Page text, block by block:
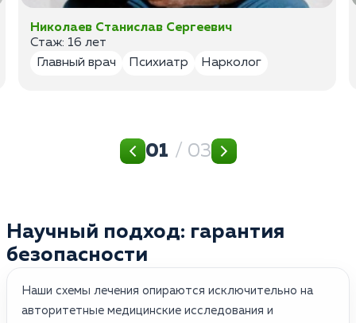
Николаев Станислав Сергеевич
Стаж: 16 лет
Главный врач
Психиатр Нарколог
01 / 03
Научный подход: гарантия
безопасности
Наши схемы лечения опираются исключительно на
авторитетные медицинские исследования и